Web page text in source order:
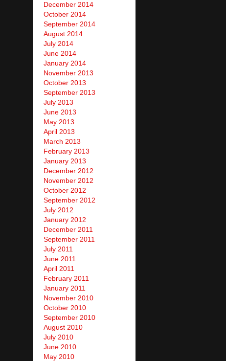
December 2014
October 2014
September 2014
August 2014
July 2014
June 2014
January 2014
November 2013
October 2013
September 2013
July 2013
June 2013
May 2013
April 2013
March 2013
February 2013
January 2013
December 2012
November 2012
October 2012
September 2012
July 2012
January 2012
December 2011
September 2011
July 2011
June 2011
April 2011
February 2011
January 2011
November 2010
October 2010
September 2010
August 2010
July 2010
June 2010
May 2010